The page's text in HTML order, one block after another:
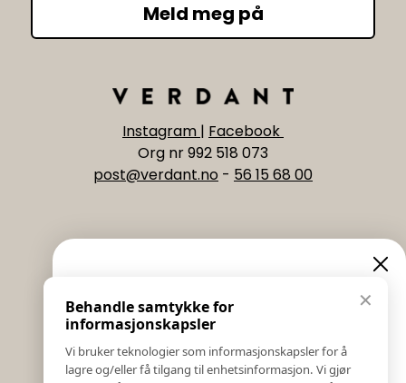
Meld meg på
Instagram | Facebook
Org nr 992 518 073
post@verdant.no - 56 15 68 00
Informasjon
Salgs & Leveringsbetingelser
Registrer reklamasjon eller retur
Kontakt Oss
✕
Behandle samtykke for
informasjonskapsler
Vi bruker teknologier som informasjonskapsler for å
lagre og/eller få tilgang til enhetsinformasjon. Vi gjør
Eksklusive nyheter og
tilbud
Meld deg på vårt nyhetsbrev og hold deg oppdatert!